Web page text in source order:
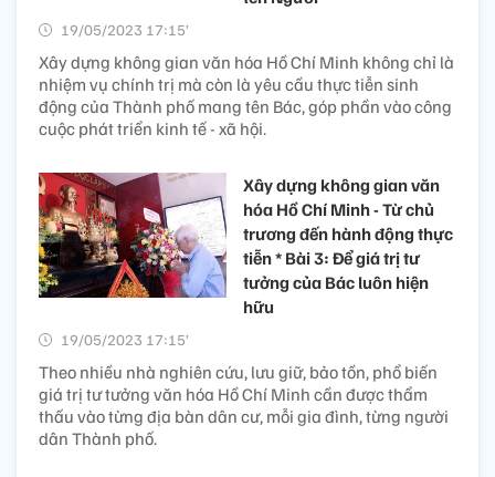
19/05/2023 17:15’
Xây dựng không gian văn hóa Hồ Chí Minh không chỉ là
nhiệm vụ chính trị mà còn là yêu cầu thực tiễn sinh
động của Thành phố mang tên Bác, góp phần vào công
cuộc phát triển kinh tế - xã hội.
Xây dựng không gian văn
hóa Hồ Chí Minh - Từ chủ
trương đến hành động thực
tiễn * Bài 3: Để giá trị tư
tưởng của Bác luôn hiện
hữu
19/05/2023 17:15’
Theo nhiều nhà nghiên cứu, lưu giữ, bảo tồn, phổ biến
giá trị tư tưởng văn hóa Hồ Chí Minh cần được thẩm
thấu vào từng địa bàn dân cư, mỗi gia đình, từng người
dân Thành phố.